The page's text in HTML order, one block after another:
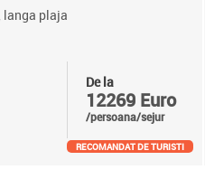
langa plaja
De la
12269 Euro
/persoana/sejur
RECOMANDAT DE TURISTI